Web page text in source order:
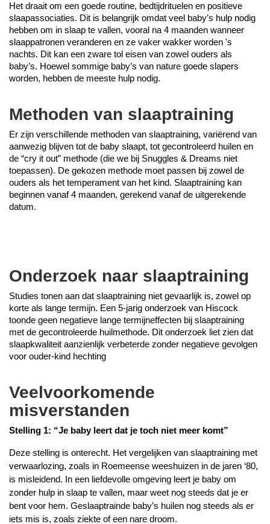
Het draait om een goede routine, bedtijdrituelen en positieve
slaapassociaties. Dit is belangrijk omdat veel baby’s hulp nodig
hebben om in slaap te vallen, vooral na 4 maanden wanneer
slaappatronen veranderen en ze vaker wakker worden 's
nachts. Dit kan een zware tol eisen van zowel ouders als
baby’s. Hoewel sommige baby’s van nature goede slapers
worden, hebben de meeste hulp nodig.
Methoden van slaaptraining
Er zijn verschillende methoden van slaaptraining, variërend van
aanwezig blijven tot de baby slaapt, tot gecontroleerd huilen en
de “cry it out” methode (die we bij Snuggles & Dreams niet
toepassen). De gekozen methode moet passen bij zowel de
ouders als het temperament van het kind. Slaaptraining kan
beginnen vanaf 4 maanden, gerekend vanaf de uitgerekende
datum.
Onderzoek naar slaaptraining
Studies tonen aan dat slaaptraining niet gevaarlijk is, zowel op
korte als lange termijn. Een 5-jarig onderzoek van Hiscock
toonde geen negatieve lange termijneffecten bij slaaptraining
met de gecontroleerde huilmethode. Dit onderzoek liet zien dat
slaapkwaliteit aanzienlijk verbeterde zonder negatieve gevolgen
voor ouder-kind hechting
Veelvoorkomende
misverstanden
Stelling 1: “Je baby leert dat je toch niet meer komt”
Deze stelling is onterecht. Het vergelijken van slaaptraining met
verwaarlozing, zoals in Roemeense weeshuizen in de jaren ‘80,
is misleidend. In een liefdevolle omgeving leert je baby om
zonder hulp in slaap te vallen, maar weet nog steeds dat je er
bent voor hem. Geslaaptrainde baby’s huilen nog steeds als er
iets mis is, zoals ziekte of een nare droom.